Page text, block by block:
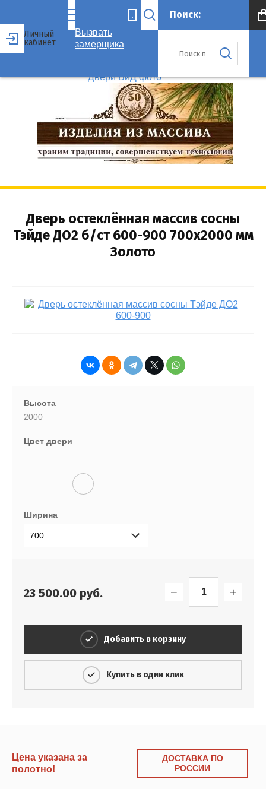
Личный
кабинет
Вызвать
замерщика
Дверь остеклённая массив сосны
Тэйде ДО2 б/ст 600-900 700x2000 мм
Золото
Высота
2000
Цвет двери
Ширина
23 500.00 руб. − +
Добавить в корзину
Купить в один клик
Цена указана за
полотно!
ДОСТАВКА ПО
РОССИИ